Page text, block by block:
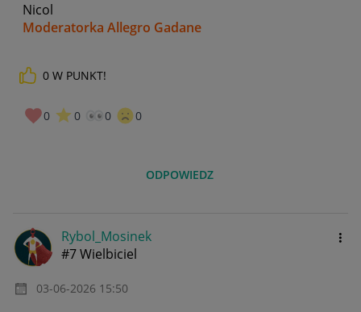
Nicol
Moderatorka Allegro Gadane
0 W PUNKT!
0 0 0 0
ODPOWIEDZ
Rybol_Mosinek
#7 Wielbiciel
‎03-06-2026 15:50